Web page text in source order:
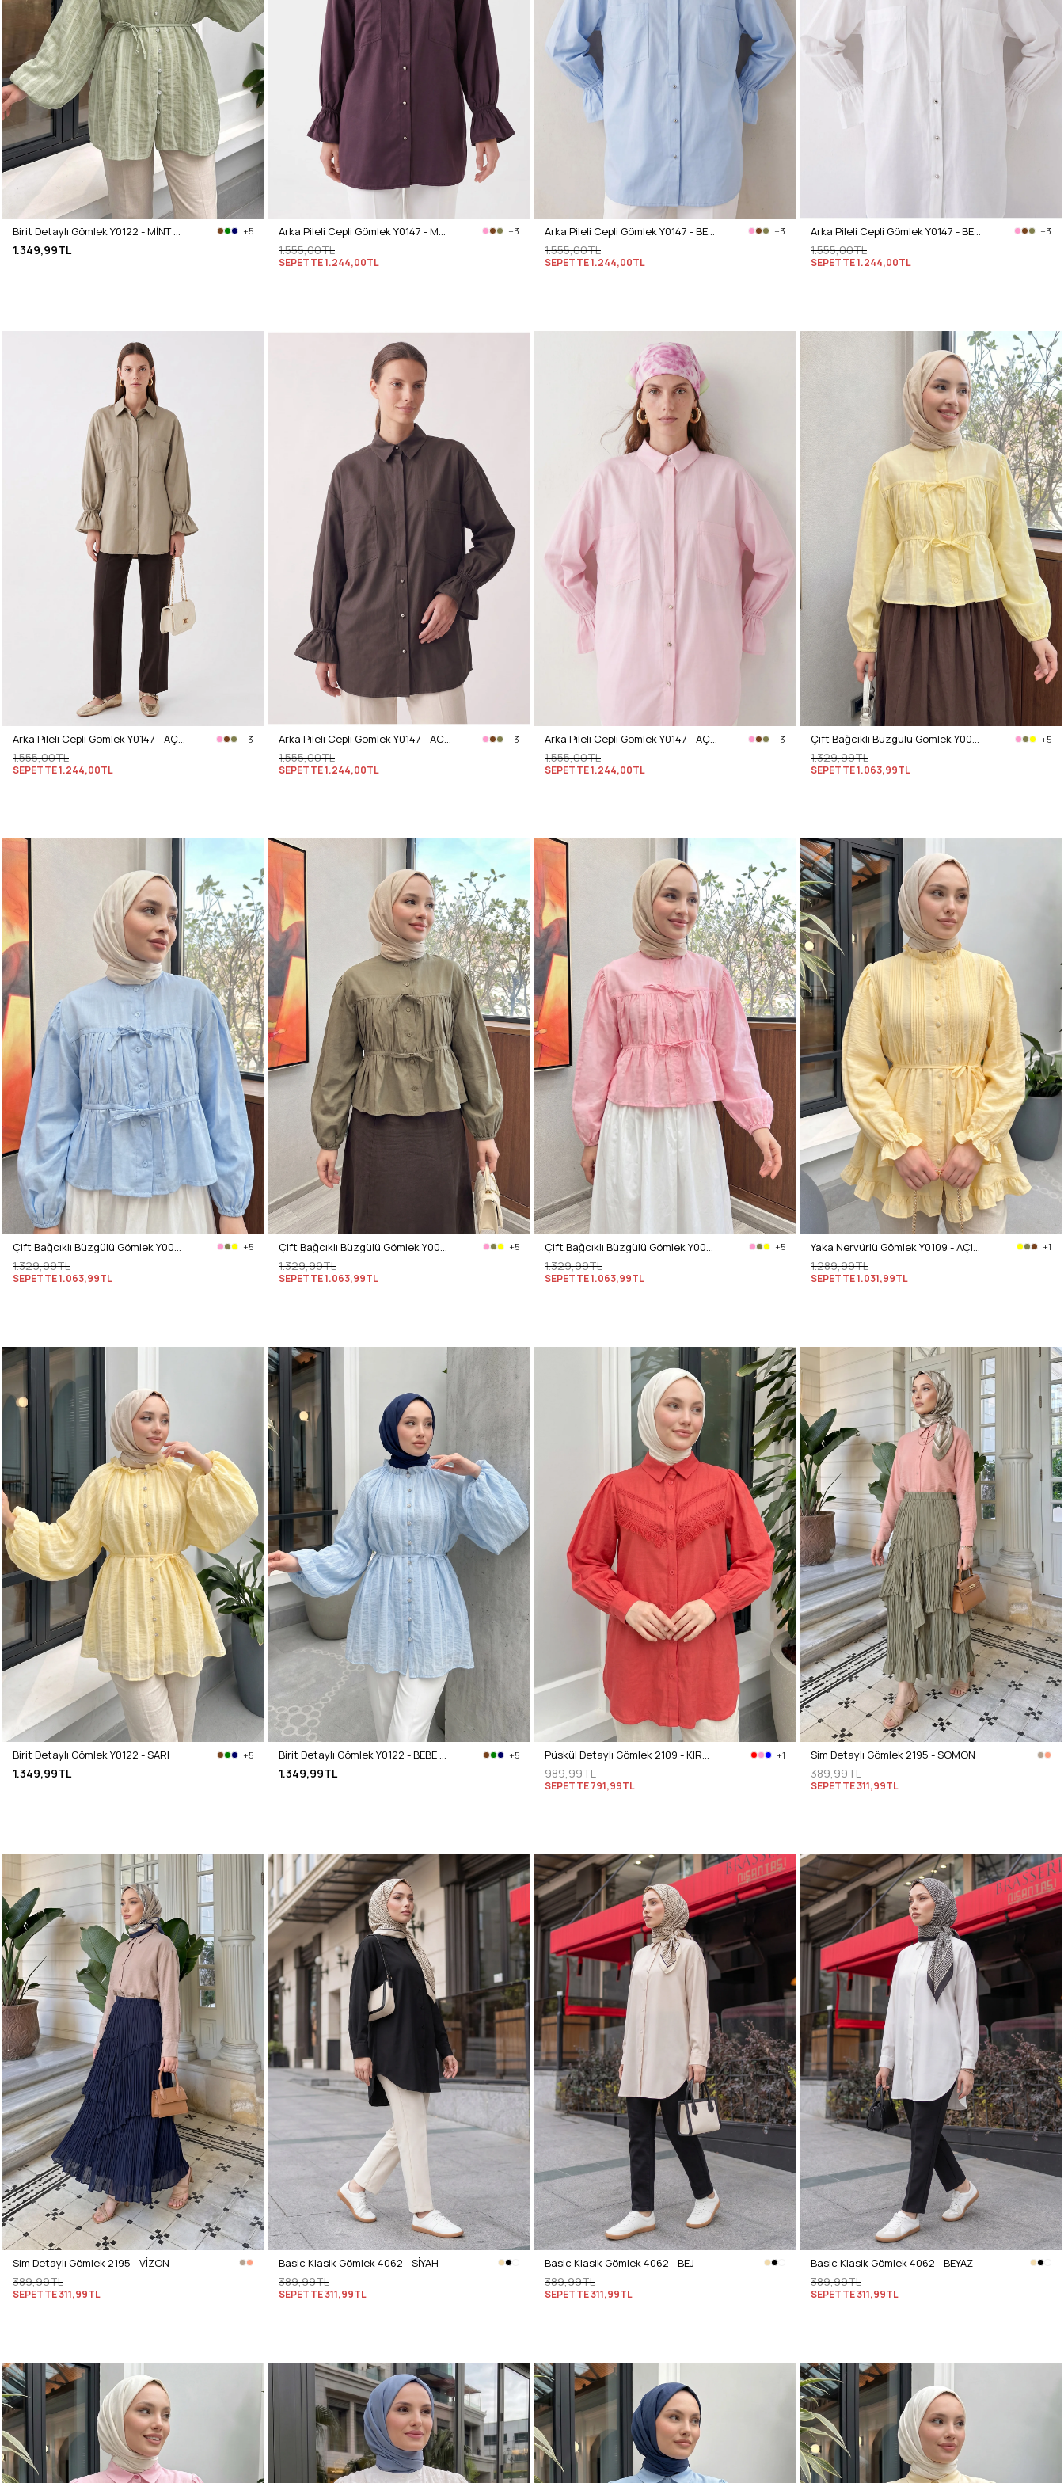
+5
1.349,99TL
+3
1.555,00TL
SEPETTE1.244,00TL
+3
1.555,00TL
SEPETTE1.244,00TL
+3
1.555,00TL
SEPETTE1.244,00TL
Arka Pileli Cepli Gömlek Y0147 - AÇIK HAKİ +3
1.555,00TL
SEPETTE1.244,00TL
Arka Pileli Cepli Gömlek Y0147 - ACI KAHVE +3
1.555,00TL
SEPETTE1.244,00TL
Arka Pileli Cepli Gömlek Y0147 - AÇIK PEMBE +3
1.555,00TL
SEPETTE1.244,00TL
Çift Bağcıklı Büzgülü Gömlek Y0099 - AÇIK SARI +5
1.329,99TL
SEPETTE1.063,99TL
Çift Bağcıklı Büzgülü Gömlek Y0099 - BEBE MAVİSİ +5
1.329,99TL
SEPETTE1.063,99TL
Çift Bağcıklı Büzgülü Gömlek Y0099 - AÇIK HAKİ +5
1.329,99TL
SEPETTE1.063,99TL
Çift Bağcıklı Büzgülü Gömlek Y0099 - AÇIK PEMBE +5
1.329,99TL
SEPETTE1.063,99TL
Yaka Nervürlü Gömlek Y0109 - AÇIK SARI +1
1.289,99TL
SEPETTE1.031,99TL
Birit Detaylı Gömlek Y0122 - SARI +5
1.349,99TL
Birit Detaylı Gömlek Y0122 - BEBE MAVİSİ +5
1.349,99TL
Püskül Detaylı Gömlek 2109 - KIRMIZI +1
989,99TL
SEPETTE791,99TL
Sim Detaylı Gömlek 2195 - SOMON
389,99TL
SEPETTE311,99TL
Sim Detaylı Gömlek 2195 - VİZON
389,99TL
SEPETTE311,99TL
Basic Klasik Gömlek 4062 - SİYAH
389,99TL
SEPETTE311,99TL
Basic Klasik Gömlek 4062 - BEJ
389,99TL
SEPETTE311,99TL
Basic Klasik Gömlek 4062 - BEYAZ
389,99TL
SEPETTE311,99TL